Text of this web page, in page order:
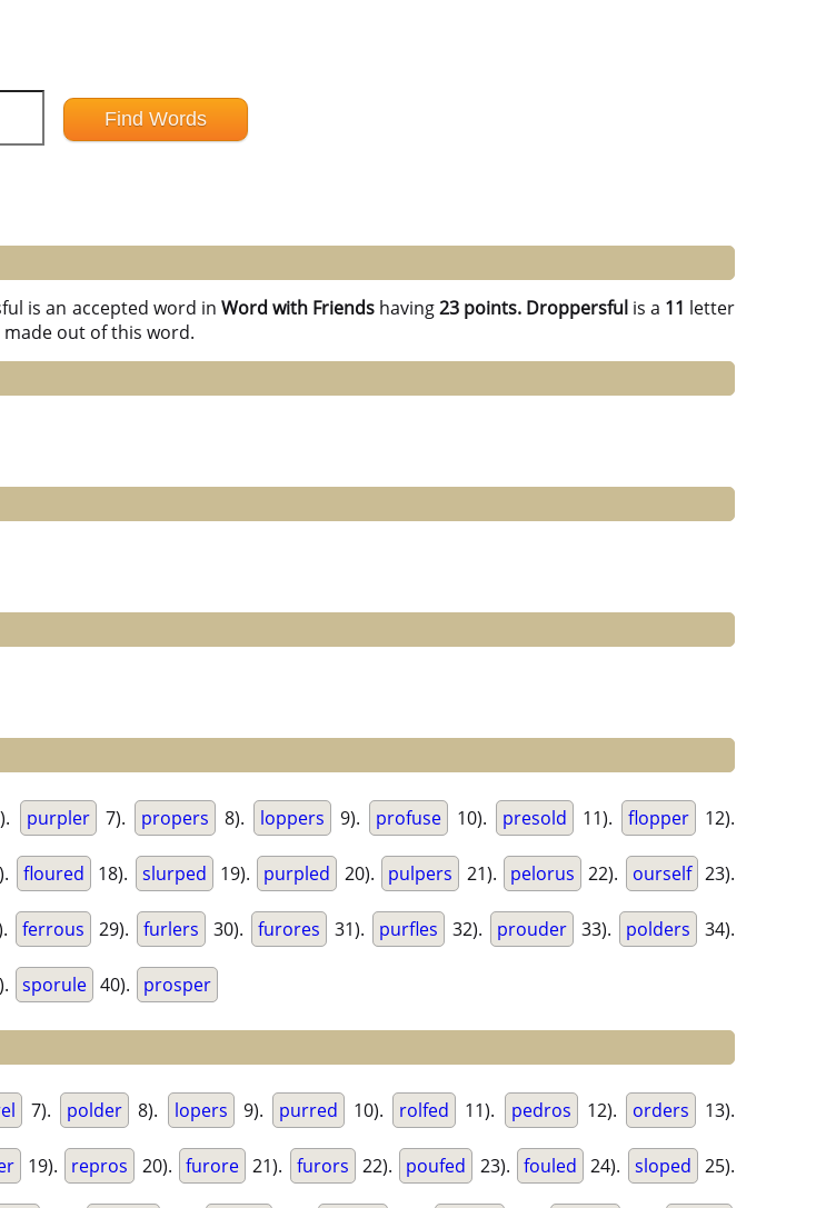
is an accepted word in Word with Friendshaving23 points. Droppersfulis a 11 letter
out of this word.
purpler 7). propers 8). loppers 9). profuse 10). presold 11). flopper 12).
floured 18). slurped 19). purpled 20). pulpers 21). pelorus 22). ourself 23).
ferrous 29). furlers 30). furores 31). purfles 32). prouder 33). polders 34).
sporule 40). prosper
7). polder 8). lopers 9). purred 10). rolfed 11). pedros 12). orders 13).
19). repros 20). furore 21). furors 22). poufed 23). fouled 24). sloped 25).